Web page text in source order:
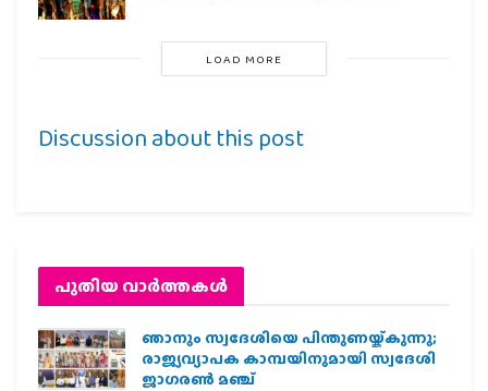
LOAD MORE
Discussion about this post
പുതിയ വാര്‍ത്തകള്‍
ഞാനും സ്വദേശിയെ പിന്തുണയ്ക്കുന്നു;
രാജ്യവ്യാപക കാമ്പയിനുമായി സ്വദേശി
ജാഗരണ്‍ മഞ്ച്